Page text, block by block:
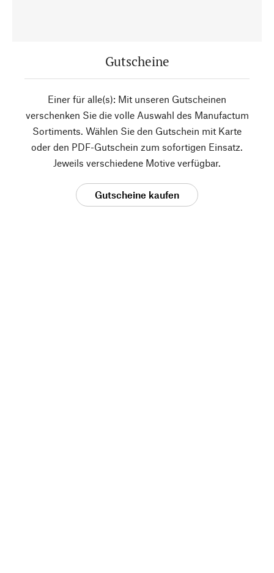
Gutscheine
Einer für alle(s): Mit unseren Gutscheinen
verschenken Sie die volle Auswahl des Manufactum
Sortiments. Wählen Sie den Gutschein mit Karte
oder den PDF-Gutschein zum sofortigen Einsatz.
Jeweils verschiedene Motive verfügbar.
Gutscheine kaufen